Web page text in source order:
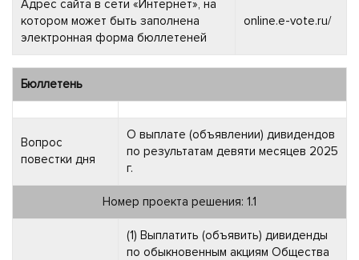
Адрес сайта в сети «Интернет», на
котором может быть заполнена
электронная форма бюллетеней
online.e-vote.ru/
Бюллетень
Вопрос
повестки дня
О выплате (объявлении) дивидендов
по результатам девяти месяцев 2025
г.
Номер проекта решения: 1.1
(1) Выплатить (объявить) дивиденды
по обыкновенным акциям Общества